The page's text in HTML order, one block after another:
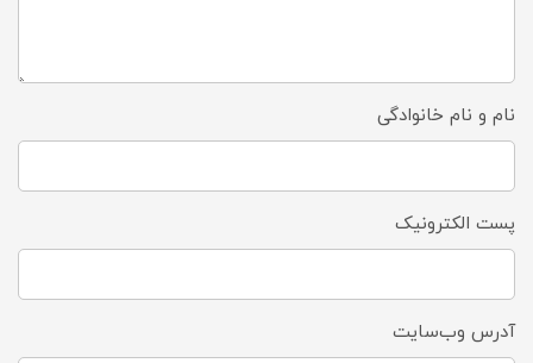
نام و نام خانوادگی
پست الکترونیک
آدرس وب‌سایت